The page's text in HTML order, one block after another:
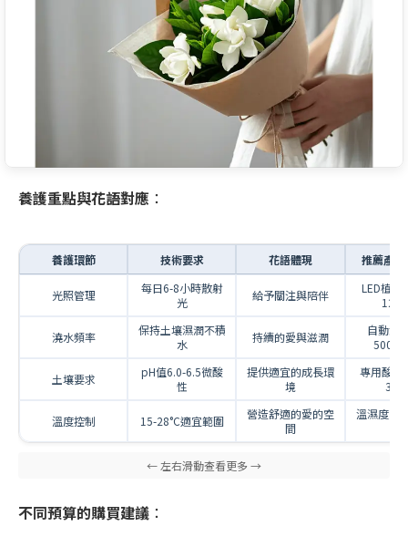
養護重點與花語對應 ：
養護環節 技術要求 花語體現 推薦產
光照管理
每日6-8小時散射
光
給予關注與陪伴
LED植物
澆水頻率
保持土壤濕潤不積
水
持續的愛與滋潤
自動滴
500-
土壤要求
pH值6.0-6.5微酸
性
提供適宜的成長環
境
專用酸性
300
溫度控制 15-28°C適宜範圍
營造舒適的愛的空
間
溫濕度計
不同預算的購買建議 ：